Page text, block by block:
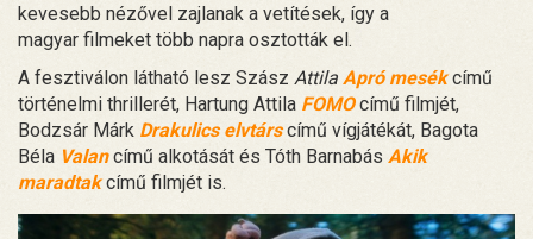
kevesebb nézővel zajlanak a vetítések, így a
magyar filmeket több napra osztották el.
A fesztiválon látható lesz Szász Attila Apró mesékcímű
történelmi thrillerét, Hartung Attila FOMOcímű filmjét,
Bodzsár Márk Drakulics elvtárscímű vígjátékát, Bagota
Béla Valancímű alkotását és Tóth Barnabás Akik
maradtakcímű filmjét is.